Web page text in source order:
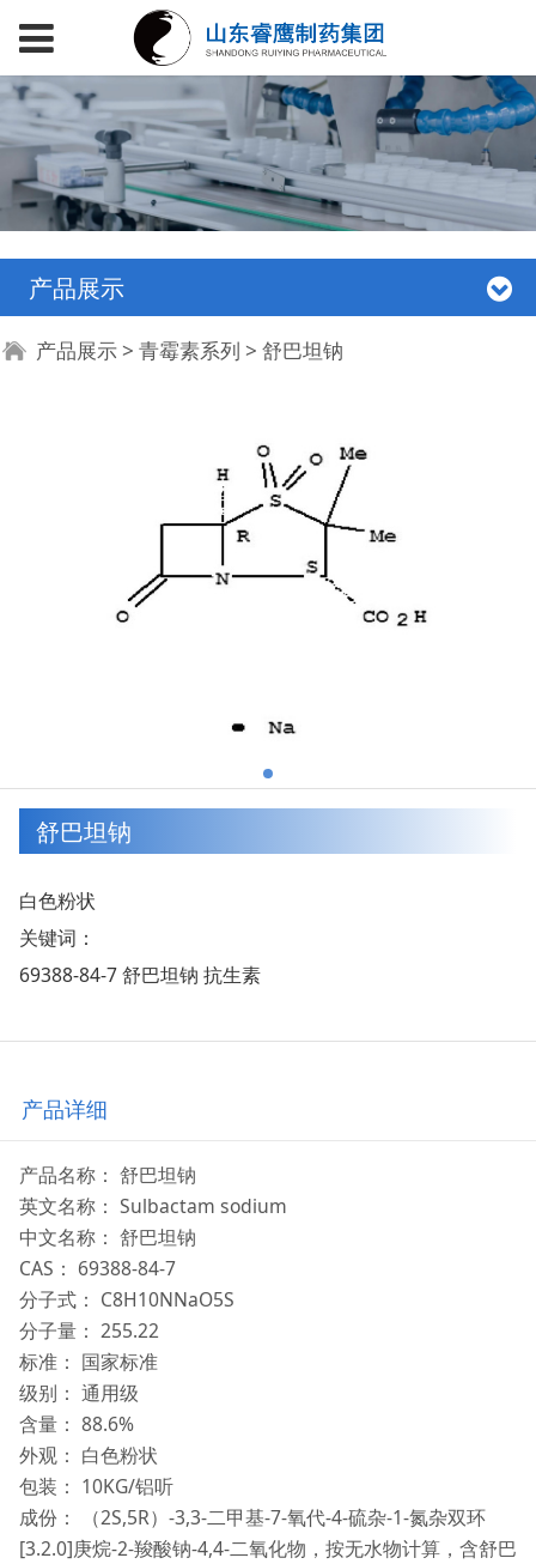
产品展示
舒巴坦钠
产品展示 > 青霉素系列 > 舒巴坦钠
舒巴坦钠
白色粉状
关键词：
69388-84-7 舒巴坦钠 抗生素
产品详细
产品名称： 舒巴坦钠
英文名称： Sulbactam sodium
中文名称： 舒巴坦钠
CAS： 69388-84-7
分子式： C8H10NNaO5S
分子量： 255.22
标准： 国家标准
级别： 通用级
含量： 88.6%
外观： 白色粉状
包装： 10KG/铝听
成份： （2S,5R）-3,3-二甲基-7-氧代-4-硫杂-1-氮杂双环
[3.2.0]庚烷-2-羧酸钠-4,4-二氧化物，按无水物计算，含舒巴